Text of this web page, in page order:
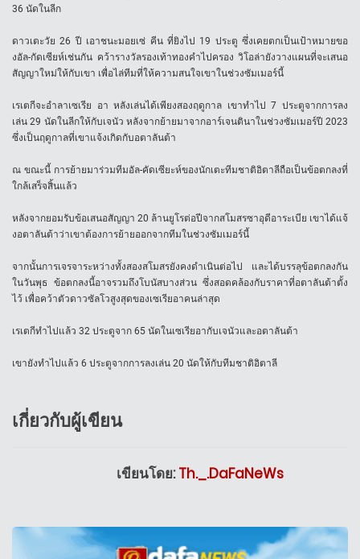
36 นัดในลีก
ดาวเตะวัย 26 ปี เอาชนะมอยเซ่ คีน ที่ยิงไป 19 ประตู ซึ่งเคยตกเป็นเป้าหมายขอ
งอัล-กัดเซียห์เช่นกัน คว้ารางวัลรองเท้าทองคำไปครอง วิโอล่ายังวางแผนที่จะเสนอ
สัญญาใหม่ให้กับเขา เพื่อไล่ทีมที่ให้ความสนใจเขาในช่วงซัมเมอร์นี้
เรเตกีจะอำลาเซเรีย อา หลังเล่นได้เพียงสองฤดูกาล เขาทำไป 7 ประตูจากการลง
เล่น 29 นัดในลีกให้กับเจนัว หลังจากย้ายมาจากอาร์เจนตินาในช่วงซัมเมอร์ปี 2023
ซึ่งเป็นฤดูกาลที่เขาแจ้งเกิดกับอตาลันต้า
ณ ขณะนี้ การย้ายมาร่วมทีมอัล-คัดเซียะห์ของนักเตะทีมชาติอิตาลีถือเป็นข้อตกลงที่
ใกล้เสร็จสิ้นแล้ว
หลังจากยอมรับข้อเสนอสัญญา 20 ล้านยูโรต่อปีจากสโมสรซาอุดีอาระเบีย เขาได้แจ้
งอตาลันต้าว่าเขาต้องการย้ายออกจากทีมในช่วงซัมเมอร์นี้
จากนั้นการเจรจาระหว่างทั้งสองสโมสรยังคงดำเนินต่อไป และได้บรรลุข้อตกลงกัน
ในวันพุธ ข้อตกลงนี้อาจรวมถึงโบนัสบางส่วน ซึ่งสอดคล้องกับราคาที่อตาลันต้าตั้ง
ไว้ เพื่อคว้าตัวดาวซัลโวสูงสุดของเซเรียอาคนล่าสุด
เรเตกีทำไปแล้ว 32 ประตูจาก 65 นัดในเซเรียอากับเจนัวและอตาลันต้า
เขายังทำไปแล้ว 6 ประตูจากการลงเล่น 20 นัดให้กับทีมชาติอิตาลี
เกี่ยวกับผู้เขียน
เขียนโดย:Th._.DaFaNeWs